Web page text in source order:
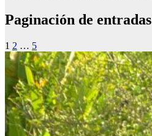
Paginación de entradas
1 2 … 5